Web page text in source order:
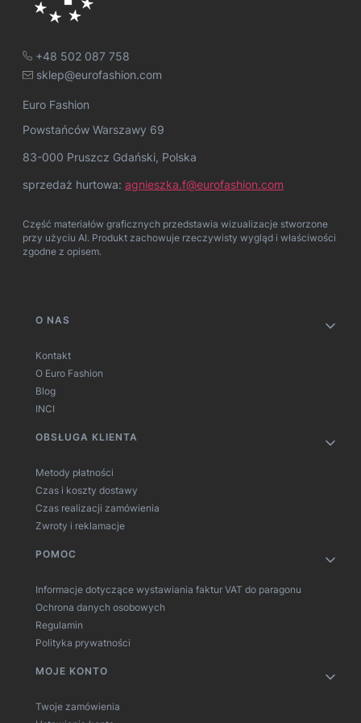
+48 502 087 758
sklep@eurofashion.com
Euro Fashion
Powstańców Warszawy 69
83-000 Pruszcz Gdański, Polska
sprzedaż hurtowa: agnieszka.f@eurofashion.com
Część materiałów graficznych przedstawia wizualizacje stworzone
przy użyciu AI. Produkt zachowuje rzeczywisty wygląd i właściwości
zgodne z opisem.
Linki w stopce
O NAS
Kontakt
O Euro Fashion
Blog
INCI
OBSŁUGA KLIENTA
Metody płatności
Czas i koszty dostawy
Czas realizacji zamówienia
Zwroty i reklamacje
POMOC
Informacje dotyczące wystawiania faktur VAT do paragonu
Ochrona danych osobowych
Regulamin
Polityka prywatności
MOJE KONTO
Twoje zamówienia